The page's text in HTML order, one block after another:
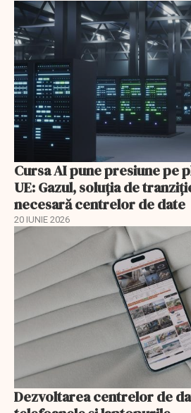
Cursa AI pune presiune pe
UE: Gazul, soluția de
necesară centrelor de date
20 IUNIE 2026
Dezvoltarea centrelor de